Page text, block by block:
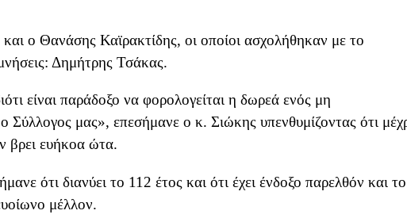
ο Θανάσης Καϊρακτίδης, οι οποίοι ασχολήθηκαν με το
Δημήτρης Τσάκας.
είναι παράδοξο να φορολογείται η δωρεά ενός μη
μας», επεσήμανε ο κ. Σιώκης υπενθυμίζοντας ότι
βρει ευήκοα ώτα.
ότι διανύει το 112 έτος και ότι έχει ένδοξο παρελθόν και το
μέλλον.